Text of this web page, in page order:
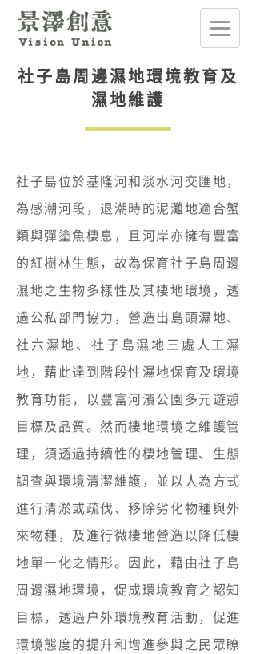
社子島周邊濕地環境教育及
濕地維護
社子島位於基隆河和淡水河交匯地，
為感潮河段，退潮時的泥灘地適合蟹
類與彈塗魚棲息，且河岸亦擁有豐富
的紅樹林生態，故為保育社子島周邊
濕地之生物多樣性及其棲地環境，透
過公私部門協力，營造出島頭濕地、
社六濕地、社子島濕地三處人工濕
地，藉此達到階段性濕地保育及環境
教育功能，以豐富河濱公園多元遊憩
目標及品質。然而棲地環境之維護管
理，須透過持續性的棲地管理、生態
調查與環境清潔維護，並以人為方式
進行清淤或疏伐、移除劣化物種與外
來物種，及進行微棲地營造以降低棲
地單一化之情形。因此，藉由社子島
周邊濕地環境，促成環境教育之認知
目標，透過戶外環境教育活動，促進
環境態度的提升和增進參與之民眾瞭